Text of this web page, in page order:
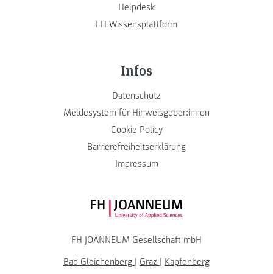
Helpdesk
FH Wissensplattform
Infos
Datenschutz
Meldesystem für Hinweisgeber:innen
Cookie Policy
Barrierefreiheitserklärung
Impressum
FH JOANNEUM Logo
FH JOANNEUM Gesellschaft mbH
Bad Gleichenberg | Graz | Kapfenberg